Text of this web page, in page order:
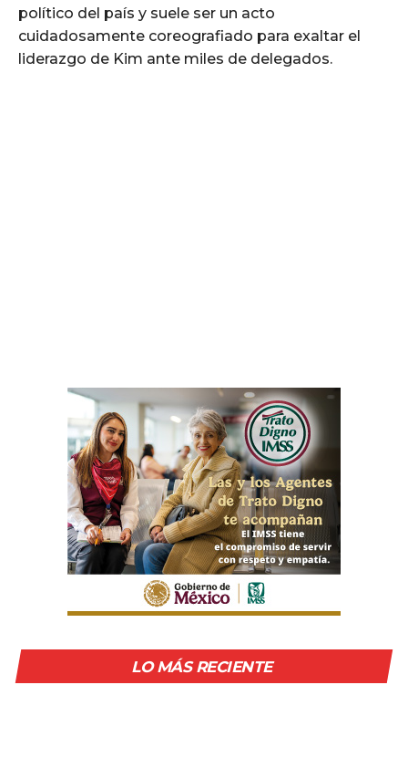
político del país y suele ser un acto
cuidadosamente coreografiado para exaltar el
liderazgo de Kim ante miles de delegados.
LO MÁS RECIENTE